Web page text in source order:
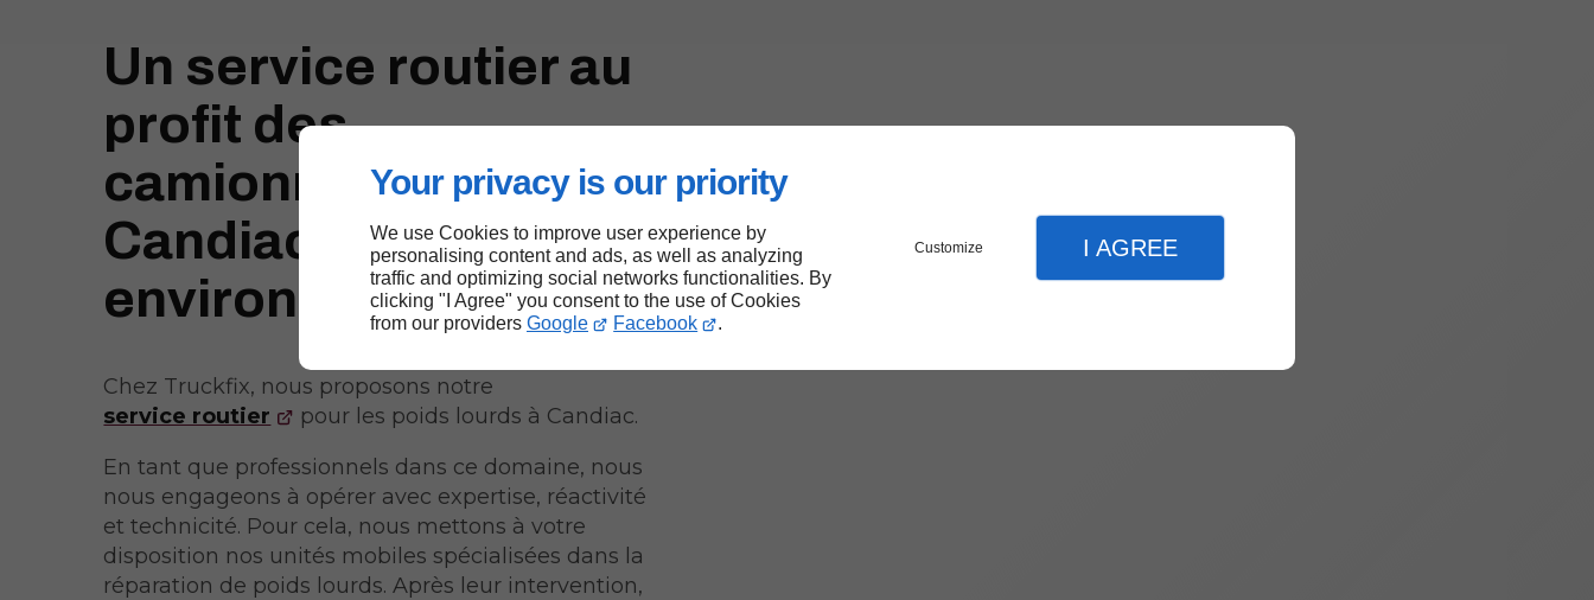
Your privacy is our priority
We use Cookies to improve user experience by
personalising content and ads, as well as analyzing
traffic and optimizing social networks functionalities. By
clicking "I Agree" you consent to the use of Cookies
from our providers Google Facebook .
Customize I AGREE
Un service routier au
profit des
camionneurs à
Candiac et ses
environs
Chez Truckfix, nous proposons notre
service routier
pour les poids lourds à Candiac.
En tant que professionnels dans ce domaine, nous
nous engageons à opérer avec expertise, réactivité
et technicité. Pour cela, nous mettons à votre
disposition nos unités mobiles spécialisées dans la
réparation de poids lourds. Après leur intervention,